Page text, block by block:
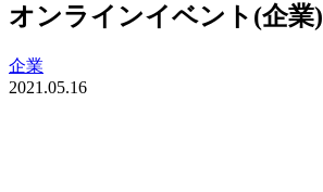
オンラインイベント(企業)
企業
2021.05.16